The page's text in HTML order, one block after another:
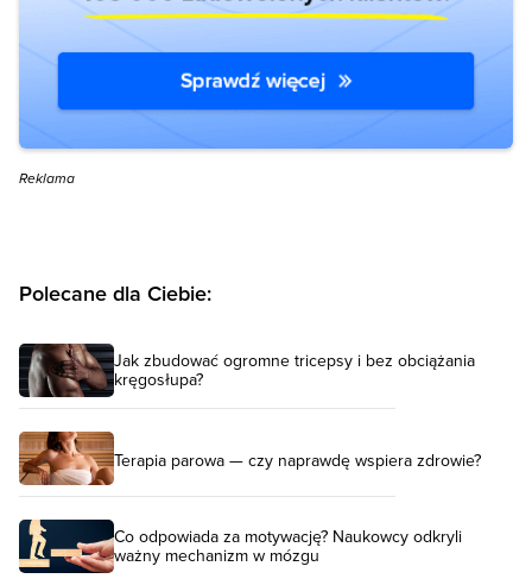
Reklama
Polecane dla Ciebie:
Jak zbudować ogromne tricepsy i bez obciążania
kręgosłupa?
Terapia parowa — czy naprawdę wspiera zdrowie?
Co odpowiada za motywację? Naukowcy odkryli
ważny mechanizm w mózgu